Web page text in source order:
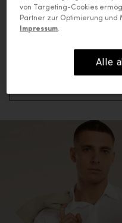
MerinoFine™
Weichheit.
von Targeting-Cookies
Partner zur Optimierung und
Impressum.
Alle